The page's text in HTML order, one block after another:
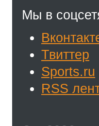
Мы в
Твиттер
Sports.ru
RSS